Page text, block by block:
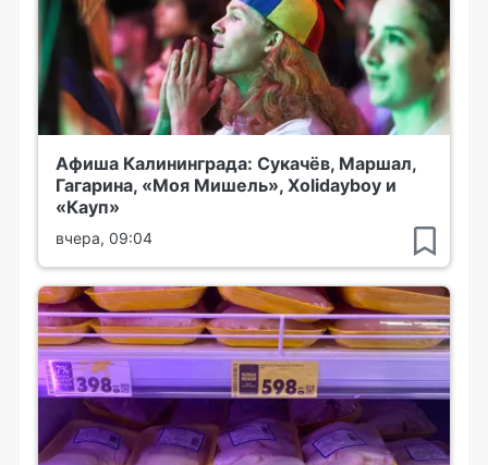
Афиша Калининграда: Сукачёв, Маршал,
Гагарина, «Моя Мишель», Xolidayboy и
«Кауп»
вчера, 09:04